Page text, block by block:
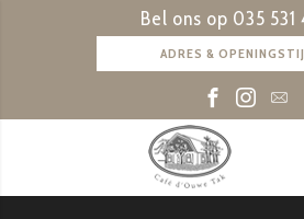
Bel ons op 035
ADRES &